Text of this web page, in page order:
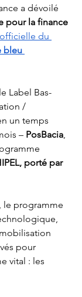
a dévoilé
pour la finance
du
bleu
Label Bas-
/
un temps
– PosBacia,
porté par
le programme
pour
vital : les